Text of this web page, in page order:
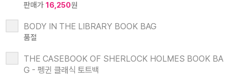
판매가 16,250원
BODY IN THE LIBRARY BOOK BAG
품절
THE CASEBOOK OF SHERLOCK HOLMES BOOK BA
G - 펭귄 클래식 토트백